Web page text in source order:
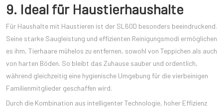
9. Ideal für Haustierhaushalte
Für Haushalte mit Haustieren ist der SL60D besonders beeindruckend.
Seine starke Saugleistung und effizienten Reinigungsmodi ermöglichen
es ihm, Tierhaare mühelos zu entfernen, sowohl von Teppichen als auch
von harten Böden. So bleibt das Zuhause sauber und ordentlich,
während gleichzeitig eine hygienische Umgebung für die vierbeinigen
Familienmitglieder geschaffen wird.
Durch die Kombination aus intelligenter Technologie, hoher Effizienz